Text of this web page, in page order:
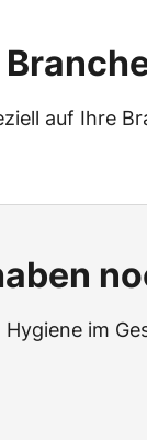
auf Ihre
im